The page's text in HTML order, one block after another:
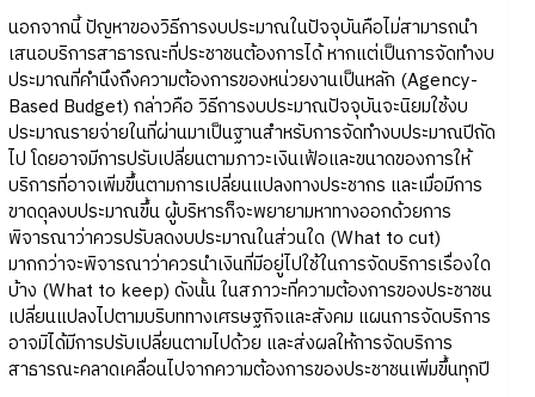
นอกจากนี้ ปัญหาของวิธีการงบประมาณในปัจจุบันคือไม่สามารถนำ
เสนอบริการสาธารณะที่ประชาชนต้องการได้ หากแต่เป็นการจัดทำงบ
ประมาณที่คำนึงถึงความต้องการของหน่วยงานเป็นหลัก (Agency-
Based Budget) กล่าวคือ วิธีการงบประมาณปัจจุบันจะนิยมใช้งบ
ประมาณรายจ่ายในที่ผ่านมาเป็นฐานสำหรับการจัดทำงบประมาณปีถัด
ไป โดยอาจมีการปรับเปลี่ยนตามภาวะเงินเฟ้อและขนาดของการให้
บริการที่อาจเพิ่มขึ้นตามการเปลี่ยนแปลงทางประชากร และเมื่อมีการ
ขาดดุลงบประมาณขึ้น ผู้บริหารก็จะพยายามหาทางออกด้วยการ
พิจารณาว่าควรปรับลดงบประมาณในส่วนใด (What to cut)
มากกว่าจะพิจารณาว่าควรนำเงินที่มีอยู่ไปใช้ในการจัดบริการเรื่องใด
บ้าง (What to keep) ดังนั้น ในสภาวะที่ความต้องการของประชาชน
เปลี่ยนแปลงไปตามบริบททางเศรษฐกิจและสังคม แผนการจัดบริการ
อาจมิได้มีการปรับเปลี่ยนตามไปด้วย และส่งผลให้การจัดบริการ
สาธารณะคลาดเคลื่อนไปจากความต้องการของประชาชนเพิ่มขึ้นทุกปี